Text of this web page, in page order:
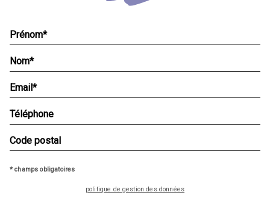
* champs obligatoires
politique de gestion des données